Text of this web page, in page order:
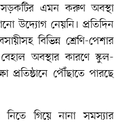
সড়কটির এমন করুণ অবস্থা
উদ্যোগ নেয়নি। প্রতিদিন
বিভিন্ন শ্রেণি-পেশার
অবস্থার কারণে স্কুল-
প্রতিষ্ঠানে পৌঁছাতে পারছে
গিয়ে নানা সমস্যার